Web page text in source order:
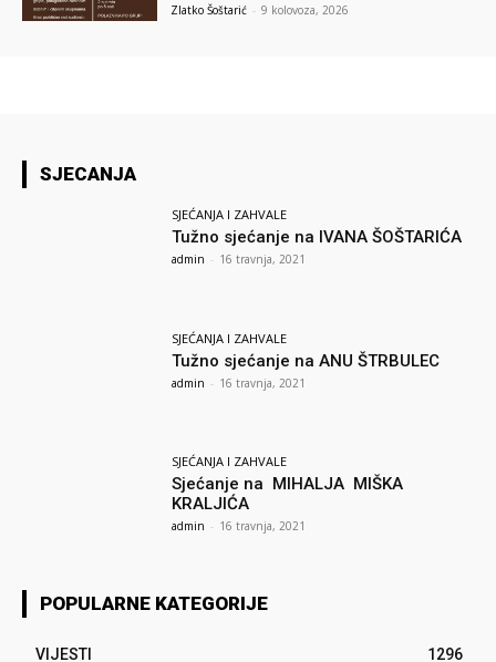
Zlatko Šoštarić - 9 kolovoza, 2026
SJECANJA
SJEĆANJA I ZAHVALE
Tužno sjećanje na IVANA ŠOŠTARIĆA
admin - 16 travnja, 2021
SJEĆANJA I ZAHVALE
Tužno sjećanje na ANU ŠTRBULEC
admin - 16 travnja, 2021
SJEĆANJA I ZAHVALE
Sjećanje na MIHALJA MIŠKA
KRALJIĆA
admin - 16 travnja, 2021
POPULARNE KATEGORIJE
VIJESTI 1296